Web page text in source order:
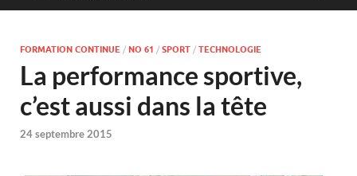
FORMATION CONTINUE / NO 61 / SPORT / TECHNOLOGIE
La performance sportive,
c’est aussi dans la tête
24 septembre 2015